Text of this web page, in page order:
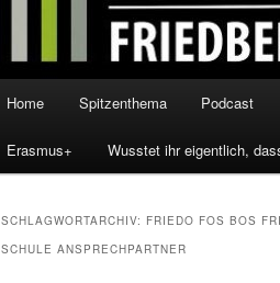
Home Spitzenthema Podcast
Erasmus+ Wusstet ihr eigentlich,
SCHLAGWORTARCHIV: FRIEDO FOS BOS
SCHULE ANSPRECHPARTNER